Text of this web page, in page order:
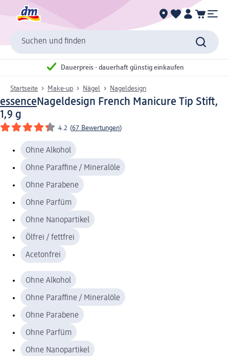
Suchen und finden
Dauerpreis - dauerhaft günstig einkaufen
Startseite Make-up Nägel Nageldesign
essenceNageldesign French Manicure Tip Stift,
1,9 g
4.2 (67 Bewertungen)
Ohne Alkohol
Ohne Paraffine / Mineralöle
Ohne Parabene
Ohne Parfüm
Ohne Nanopartikel
Ölfrei / fettfrei
Acetonfrei
Ohne Alkohol
Ohne Paraffine / Mineralöle
Ohne Parabene
Ohne Parfüm
Ohne Nanopartikel